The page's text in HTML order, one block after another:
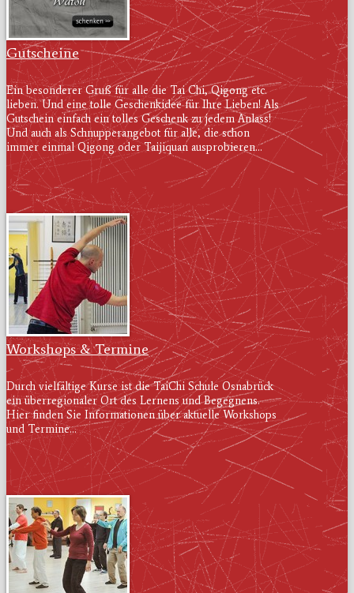
Gutscheine
Ein besonderer Gruß für alle die Tai Chi, Qigong etc.
lieben. Und eine tolle Geschenkidee für Ihre Lieben! Als
Gutschein einfach ein tolles Geschenk zu jedem Anlass!
Und auch als Schnupperangebot für alle, die schon
immer einmal Qigong oder Taijiquan ausprobieren...
Workshops & Termine
Durch vielfältige Kurse ist die TaiChi Schule Osnabrück
ein überregionaler Ort des Lernens und Begegnens.
Hier finden Sie Informationen über aktuelle Workshops
und Termine...